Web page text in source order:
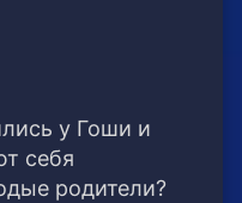
у Гоши и
себя
родители?